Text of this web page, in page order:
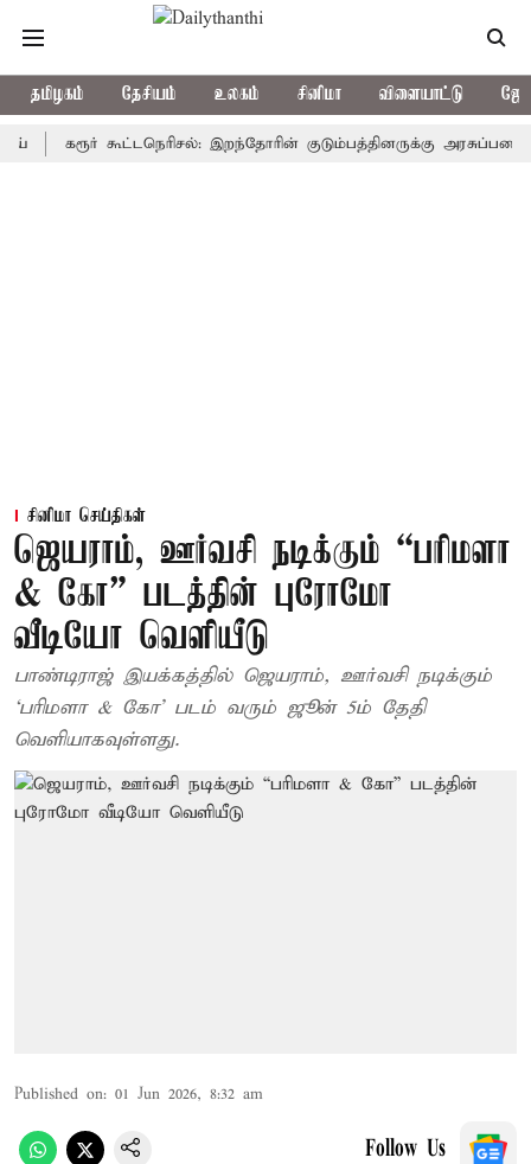
தமிழகம் தேசியம் உலகம் சினிமா விளையாட்டு
கரூர் கூட்டநெரிசல்: இறந்தோரின் குடும்பத்தினருக்கு அரசுப்பணி
சினிமா செய்திகள்
ஜெயராம், ஊர்வசி நடிக்கும் “பரிமளா
& கோ” படத்தின் புரோமோ
வீடியோ வெளியீடு
பாண்டிராஜ் இயக்கத்தில் ஜெயராம், ஊர்வசி நடிக்கும்
‘பரிமளா & கோ’ படம் வரும் ஜூன் 5ம் தேதி
வெளியாகவுள்ளது.
Published on: 01 Jun 2026, 8:32 am
Follow Us